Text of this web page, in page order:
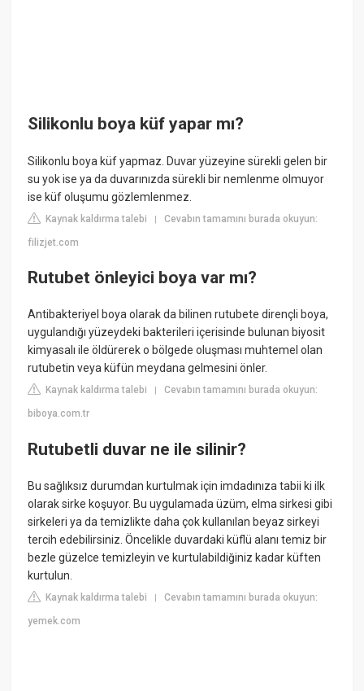
Silikonlu boya küf yapar mı?
Silikonlu boya küf yapmaz. Duvar yüzeyine sürekli gelen bir
su yok ise ya da duvarınızda sürekli bir nemlenme olmuyor
ise küf oluşumu gözlemlenmez.
Kaynak kaldırma talebi |Cevabın tamamını burada okuyun:
filizjet.com
Rutubet önleyici boya var mı?
Antibakteriyel boya olarak da bilinen rutubete dirençli boya,
uygulandığı yüzeydeki bakterileri içerisinde bulunan biyosit
kimyasalı ile öldürerek o bölgede oluşması muhtemel olan
rutubetin veya küfün meydana gelmesini önler.
Kaynak kaldırma talebi |Cevabın tamamını burada okuyun:
biboya.com.tr
Rutubetli duvar ne ile silinir?
Bu sağlıksız durumdan kurtulmak için imdadınıza tabii ki ilk
olarak sirke koşuyor. Bu uygulamada üzüm, elma sirkesi gibi
sirkeleri ya da temizlikte daha çok kullanılan beyaz sirkeyi
tercih edebilirsiniz. Öncelikle duvardaki küflü alanı temiz bir
bezle güzelce temizleyin ve kurtulabildiğiniz kadar küften
kurtulun.
Kaynak kaldırma talebi |Cevabın tamamını burada okuyun:
yemek.com